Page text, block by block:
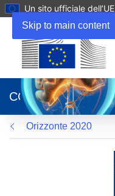
Skip to main content
Un sito ufficiale dell’UE
apre
in
una
nuova
finestra)
CORDIS
Orizzonte 2020